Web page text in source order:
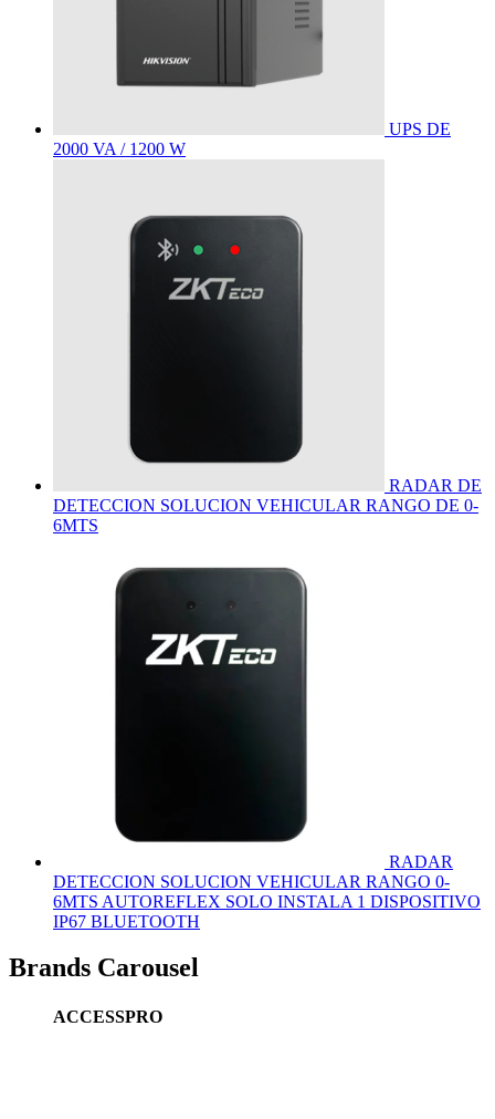
UPS DE
2000 VA / 1200 W
RADAR DE
DETECCION SOLUCION VEHICULAR RANGO DE 0-
6MTS
RADAR
DETECCION SOLUCION VEHICULAR RANGO 0-
6MTS AUTOREFLEX SOLO INSTALA 1 DISPOSITIVO
IP67 BLUETOOTH
Brands Carousel
ACCESSPRO